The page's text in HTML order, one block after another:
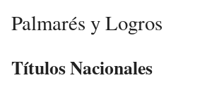
Palmarés y Logros
Títulos Nacionales